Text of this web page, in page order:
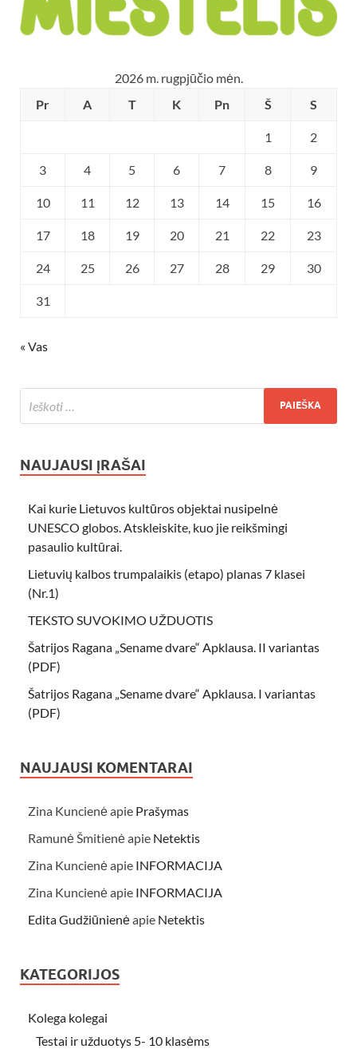
2026 m. rugpjūčio mėn.
Pr
A T K Pn Š S
1 2
3 4 5 6 7 8 9
10 11 12 13 14 15 16
17 18 19 20 21 22 23
24 25 26 27 28 29 30
31
« Vas
NAUJAUSI ĮRAŠAI
Kai kurie Lietuvos kultūros objektai nusipelnė
UNESCO globos. Atskleiskite, kuo jie reikšmingi
pasaulio kultūrai.
Lietuvių kalbos trumpalaikis (etapo) planas 7 klasei
(Nr.1)
TEKSTO SUVOKIMO UŽDUOTIS
Šatrijos Ragana „Sename dvare“ Apklausa. II variantas
(PDF)
Šatrijos Ragana „Sename dvare“ Apklausa. I variantas
(PDF)
NAUJAUSI KOMENTARAI
Zina Kuncienėapie Prašymas
Ramunė Šmitienėapie Netektis
Zina Kuncienėapie INFORMACIJA
Zina Kuncienėapie INFORMACIJA
Edita Gudžiūnienėapie Netektis
KATEGORIJOS
Kolega kolegai
Testai ir užduotys 5- 10 klasėms